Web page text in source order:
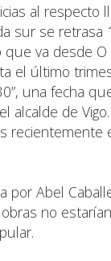
al respecto
sur se retrasa
va desde
el último
una fecha
alcalde de
recientemente
por Abel
no